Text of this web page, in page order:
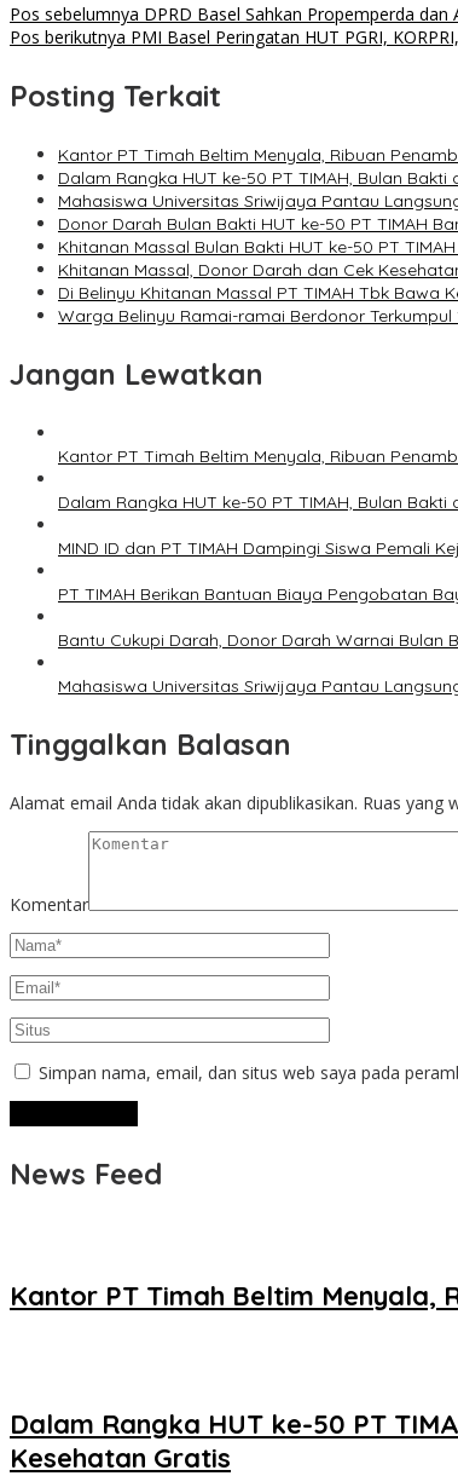
Navigasi
Pos sebelumnya DPRD Basel Sahkan Propemperda dan
Pos berikutnya PMI Basel Peringatan HUT PGRI,
Posting Terkait
Kantor PT Timah Beltim Menyala, Ribuan
Dalam Rangka HUT ke-50 PT TIMAH, Bulan
Mahasiswa Universitas Sriwijaya Pantau
Donor Darah Bulan Bakti HUT ke-50 PT TIMAH
Khitanan Massal Bulan Bakti HUT ke-50 PT
Khitanan Massal, Donor Darah dan Cek
Di Belinyu Khitanan Massal PT TIMAH Tbk Bawa
Warga Belinyu Ramai-ramai Berdonor
Jangan Lewatkan
Kantor PT Timah Beltim Menyala, Ribuan
Dalam Rangka HUT ke-50 PT TIMAH, Bulan
MIND ID dan PT TIMAH Dampingi Siswa Pemali
PT TIMAH Berikan Bantuan Biaya Pengobatan
Bantu Cukupi Darah, Donor Darah Warnai Bulan
Mahasiswa Universitas Sriwijaya Pantau
Tinggalkan Balasan
Alamat email Anda tidak akan dipublikasikan. Ruas yang
Komentar
Simpan nama, email, dan situs web saya pada
News Feed
Kantor PT Timah Beltim Menyala,
Dalam Rangka HUT ke-50 PT
Kesehatan Gratis